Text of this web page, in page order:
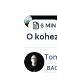
6 MIN
O